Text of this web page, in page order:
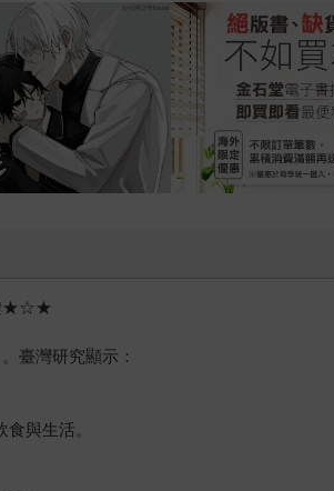
★☆★
臺灣研究顯示：
與生活。